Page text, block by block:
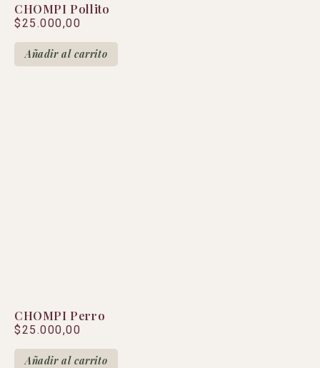
CHOMPI Pollito
$25.000,00
Añadir al carrito
CHOMPI Perro
$25.000,00
Añadir al carrito